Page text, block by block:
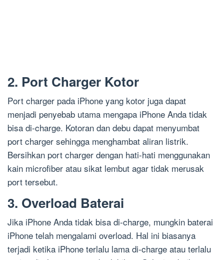
2. Port Charger Kotor
Port charger pada iPhone yang kotor juga dapat
menjadi penyebab utama mengapa iPhone Anda tidak
bisa di-charge. Kotoran dan debu dapat menyumbat
port charger sehingga menghambat aliran listrik.
Bersihkan port charger dengan hati-hati menggunakan
kain microfiber atau sikat lembut agar tidak merusak
port tersebut.
3. Overload Baterai
Jika iPhone Anda tidak bisa di-charge, mungkin baterai
iPhone telah mengalami overload. Hal ini biasanya
terjadi ketika iPhone terlalu lama di-charge atau terlalu